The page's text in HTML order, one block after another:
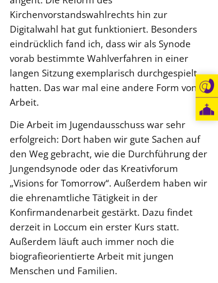
Kirchenvorstandswahlrechts hin zur
Digitalwahl hat gut funktioniert. Besonders
eindrücklich fand ich, dass wir als Synode
vorab bestimmte Wahlverfahren in einer
langen Sitzung exemplarisch durchgespielt
hatten. Das war mal eine andere Form von
Arbeit.
Die Arbeit im Jugendausschuss war sehr
erfolgreich: Dort haben wir gute Sachen auf
den Weg gebracht, wie die Durchführung der
Jungendsynode oder das Kreativforum
„Visions for Tomorrow“. Außerdem haben wir
die ehrenamtliche Tätigkeit in der
Konfirmandenarbeit gestärkt. Dazu findet
derzeit in Loccum ein erster Kurs statt.
Außerdem läuft auch immer noch die
biografieorientierte Arbeit mit jungen
Menschen und Familien.